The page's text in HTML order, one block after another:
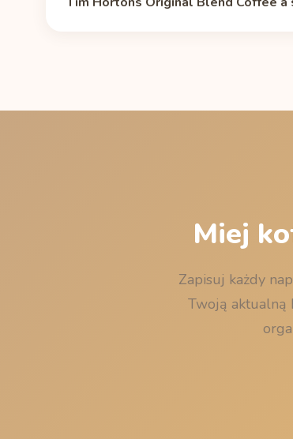
CYP1A2, leków, palenia i ciąży, waha się
Miej
Zapisuj każdy
Twoją aktualną